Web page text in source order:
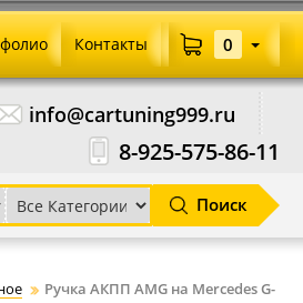
info@cartuning999.ru
8-925-575-86-11
Поиск
Контакты 0
Ручка АКПП AMG на Mercedes G-